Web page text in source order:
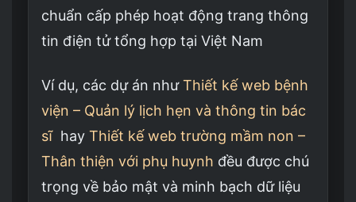
chuẩn cấp phép hoạt động trang thông
tin điện tử tổng hợp tại Việt Nam
Ví dụ, các dự án nhưThiết kế web bệnh
viện – Quản lý lịch hẹn và thông tin bác
sĩ hay Thiết kế web trường mầm non –
Thân thiện với phụ huynh đều được chú
trọng về bảo mật và minh bạch dữ liệu